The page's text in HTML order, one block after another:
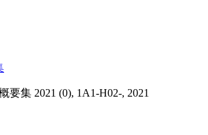
集 2021 (0), 1A1-H02-, 2021